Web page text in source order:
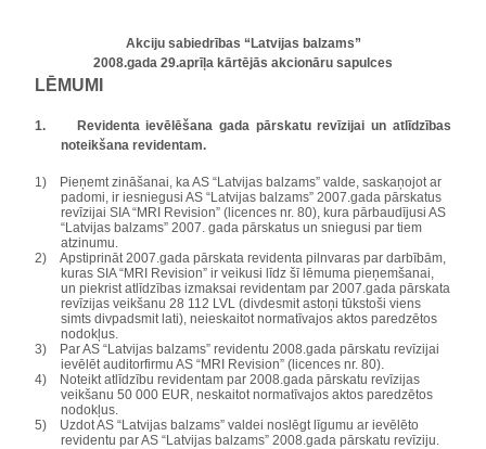
Akciju sabiedrības “Latvijas balzams”
2008.gada 29.aprīļa kārtējās akcionāru sapulces
LĒMUMI
1.
Revidenta ievēlēšana gada pārskatu revīzijai un atlīdzības
noteikšana revidentam.
1)
Pieņemt zināšanai, ka AS “Latvijas balzams” valde, saskaņojot ar
padomi, ir iesniegusi AS “Latvijas balzams” 2007.gada pārskatus
revīzijai SIA “MRI Revision” (licences nr. 80), kura pārbaudījusi AS
“Latvijas balzams” 2007. gada pārskatus un sniegusi par tiem
atzinumu.
2)
Apstiprināt 2007.gada pārskata revidenta pilnvaras par darbībām,
kuras SIA “MRI Revision” ir veikusi līdz šī lēmuma pieņemšanai,
un piekrist atlīdzības izmaksai revidentam par 2007.gada pārskata
revīzijas veikšanu28 112 LVL (divdesmit astoņi tūkstoši viens
simts divpadsmit lati), neieskaitot normatīvajos aktos paredzētos
nodokļus.
3)
Par AS “Latvijas balzams” revidentu 2008.gada pārskatu revīzijai
ievēlēt auditorfirmu AS “MRI Revision” (licences nr. 80).
4)
Noteikt atlīdzību revidentam par 2008.gada pārskatu revīzijas
veikšanu 50 000 EUR, neskaitot normatīvajos aktos paredzētos
nodokļus.
5)
Uzdot AS “Latvijas balzams” valdei noslēgt līgumu ar ievēlēto
revidentu par AS “Latvijas balzams” 2008.gada pārskatu revīziju.